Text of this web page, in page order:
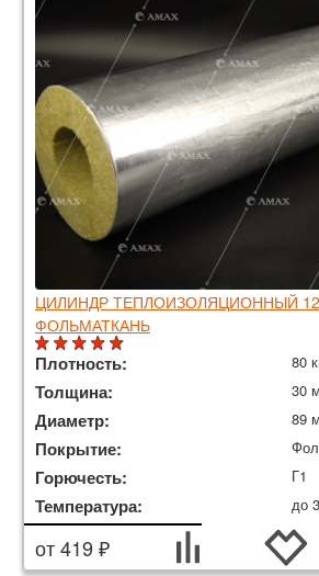
ЦИЛИНДР ТЕПЛОИЗОЛЯЦИОННЫЙ
ФОЛЬМАТКАНЬ
Плотность: 80
Толщина: 30
Диаметр: 89
Покрытие:
Горючесть: Г1
Температура: до
от 419 ₽